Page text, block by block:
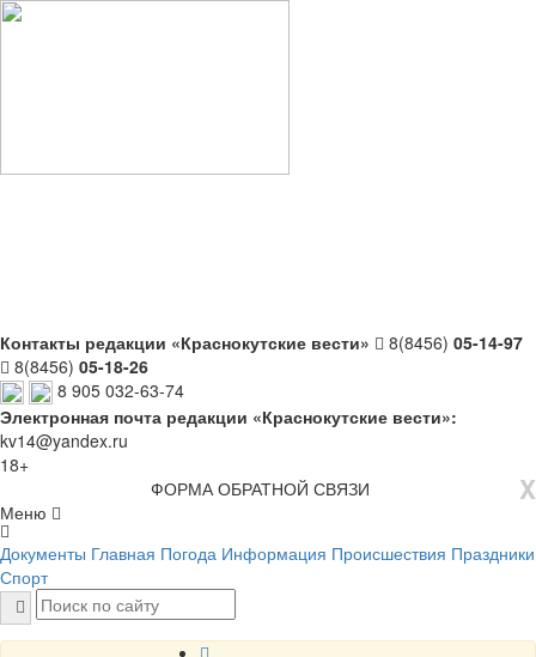
Контакты редакции «Краснокутские вести» 8(8456) 05-14-97
8(8456) 05-18-26
8 905 032-63-74
Электронная почта редакции «Краснокутские вести»:
kv14@yandex.ru
18+
X
ФОРМА ОБРАТНОЙ СВЯЗИ
Меню
Документы Главная Погода Информация Происшествия Праздники
Спорт